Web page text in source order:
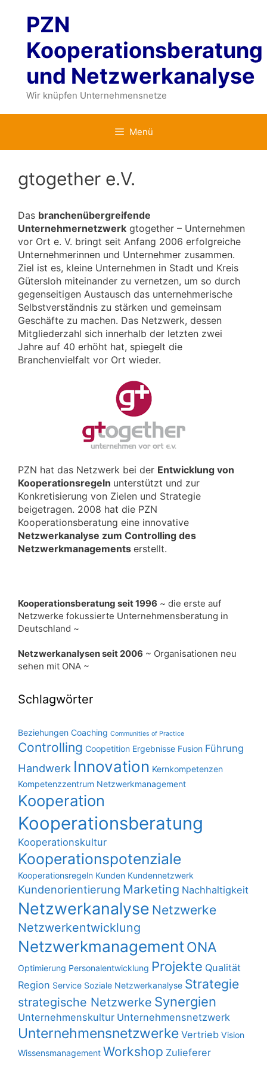
springenPZN
Kooperationsberatung
und Netzwerkanalyse
Wir knüpfen Unternehmensnetze
Menü
gtogether e.V.
Das branchenübergreifende
Unternehmernetzwerk gtogether – Unternehmen
vor Ort e. V. bringt seit Anfang 2006 erfolgreiche
Unternehmerinnen und Unternehmer zusammen.
Ziel ist es, kleine Unternehmen in Stadt und Kreis
Gütersloh miteinander zu vernetzen, um so durch
gegenseitigen Austausch das unternehmerische
Selbstverständnis zu stärken und gemeinsam
Geschäfte zu machen. Das Netzwerk, dessen
Mitgliederzahl sich innerhalb der letzten zwei
Jahre auf 40 erhöht hat, spiegelt die
Branchenvielfalt vor Ort wieder.
PZN hat das Netzwerk bei der Entwicklung von
Kooperationsregeln unterstützt und zur
Konkretisierung von Zielen und Strategie
beigetragen. 2008 hat die PZN
Kooperationsberatung eine innovative
Netzwerkanalyse zum Controlling des
Netzwerkmanagements erstellt.
Kooperationsberatung seit 1996 ~ die erste auf
Netzwerke fokussierte Unternehmensberatung in
Deutschland ~
Netzwerkanalysen seit 2006 ~ Organisationen neu
sehen mit ONA ~
Schlagwörter
Beziehungen Coaching Communities of Practice
Controlling Coopetition Ergebnisse Fusion Führung
Handwerk Innovation Kernkompetenzen
Kompetenzzentrum Netzwerkmanagement
Kooperation
Kooperationsberatung
Kooperationskultur
Kooperationspotenziale
Kooperationsregeln Kunden Kundennetzwerk
Kundenorientierung Marketing Nachhaltigkeit
Netzwerkanalyse Netzwerke
Netzwerkentwicklung
NetzwerkmanagementONA
Optimierung Personalentwicklung Projekte Qualität
Region Service Soziale Netzwerkanalyse Strategie
strategische Netzwerke Synergien
Unternehmenskultur Unternehmensnetzwerk
Unternehmensnetzwerke Vertrieb Vision
Wissensmanagement Workshop Zulieferer